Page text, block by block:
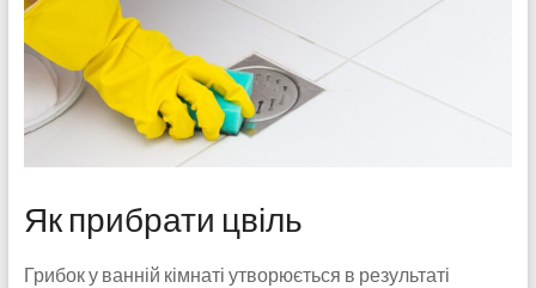
Як прибрати цвіль
Грибок у ванній кімнаті утворюється в результаті